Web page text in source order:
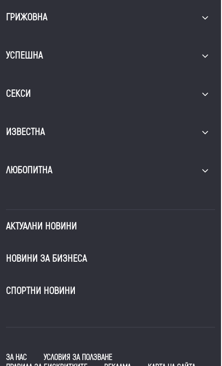
ГРИЖОВНА
УСПЕШНА
СЕКСИ
ИЗВЕСТНА
ЛЮБОПИТНА
АКТУАЛНИ НОВИНИ
НОВИНИ ЗА БИЗНЕСА
СПОРТНИ НОВИНИ
ЗА НАС
УСЛОВИЯ ЗА ПОЛЗВАНЕ